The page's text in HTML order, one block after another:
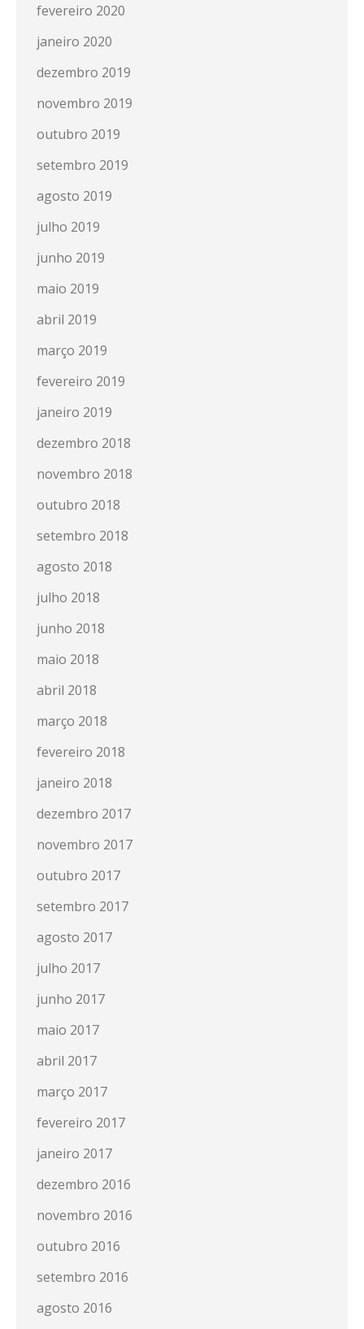
fevereiro 2020
janeiro 2020
dezembro 2019
novembro 2019
outubro 2019
setembro 2019
agosto 2019
julho 2019
junho 2019
maio 2019
abril 2019
março 2019
fevereiro 2019
janeiro 2019
dezembro 2018
novembro 2018
outubro 2018
setembro 2018
agosto 2018
julho 2018
junho 2018
maio 2018
abril 2018
março 2018
fevereiro 2018
janeiro 2018
dezembro 2017
novembro 2017
outubro 2017
setembro 2017
agosto 2017
julho 2017
junho 2017
maio 2017
abril 2017
março 2017
fevereiro 2017
janeiro 2017
dezembro 2016
novembro 2016
outubro 2016
setembro 2016
agosto 2016